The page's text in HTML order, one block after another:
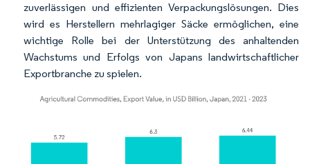
zuverlässigen und effizienten Verpackungslösungen. Dies
wird es Herstellern mehrlagiger Säcke ermöglichen, eine
wichtige Rolle bei der Unterstützung des anhaltenden
Wachstums und Erfolgs von Japans landwirtschaftlicher
Exportbranche zu spielen.